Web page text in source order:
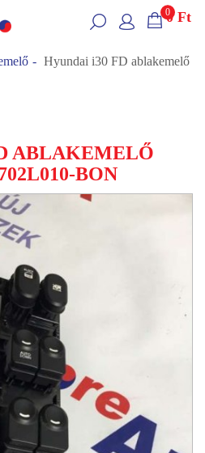
00Ft
Hyundai i30 FD ablakemelő
ABLAKEMELŐ
BON